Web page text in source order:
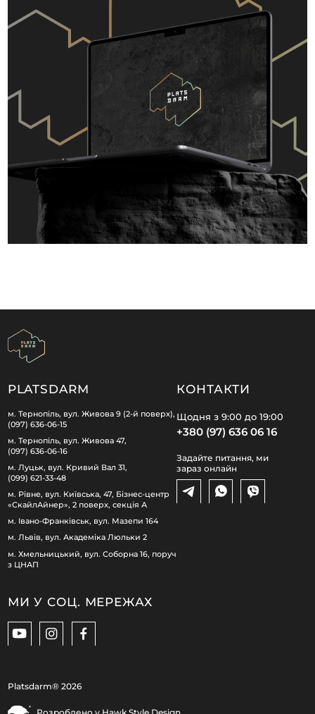
PLATSDARM
м. Тернопіль, вул. Живова 9 (2-й поверх),
(097) 636-06-15
м. Тернопіль, вул. Живова 47,
(097) 636-06-16
м. Луцьк, вул. Кривий Вал 31,
(099) 621-33-48
м. Рівне, вул. Київська, 47, Бізнес-центр
«СкайлАйнер», 2 поверх, секція А
м. Івано-Франківськ, вул. Мазепи 164
м. Львів, вул. Академіка Люльки 2
м. Хмельницький, вул. Соборна 16, поруч
з ЦНАП
КОНТАКТИ
Щодня з 9:00 до 19:00
+380 (97) 636 06 16
Задайте питання, ми
зараз онлайн
МИ У СОЦ. МЕРЕЖАХ
Platsdarm® 2026